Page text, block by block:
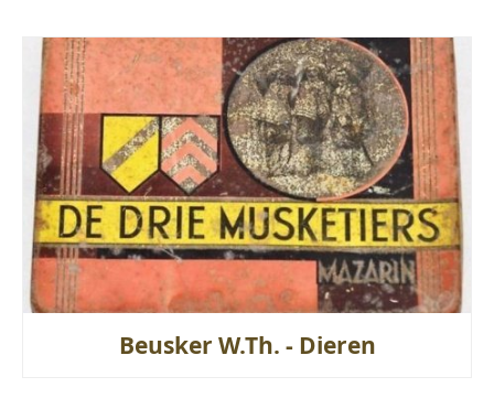
Beusker W.Th. - Dieren